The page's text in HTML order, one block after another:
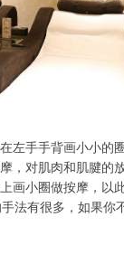
左手手背画小小的圈
，对肌肉和肌腱的
画小圈做按摩，以
法有很多，如果你